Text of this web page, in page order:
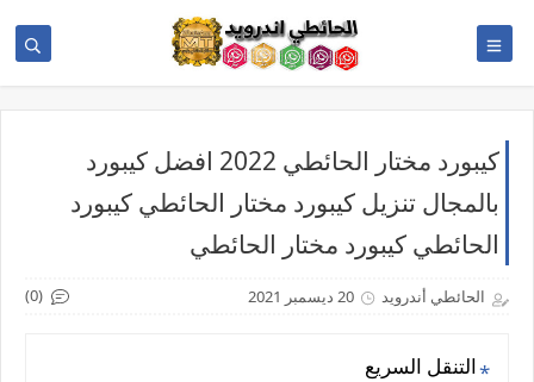
كيبورد مختار الحائطي 2022 افضل كيبورد
بالمجال تنزيل كيبورد مختار الحائطي كيبورد
الحائطي كيبورد مختار الحائطي
الحائطي أندرويد 20 ديسمبر 2021 (0)
التنقل السريع